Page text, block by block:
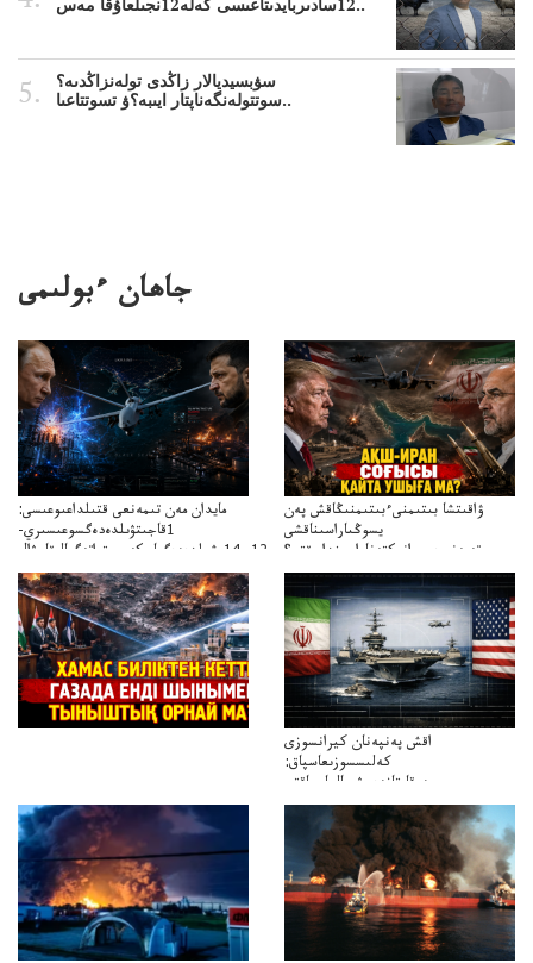
سۋبسيديالار زاڭدى تولەنزاڭدىە؟
سوتتولەنگەناپتار ايىبە؟ۋ تسوتتاعىا..
جاھان ءبولىمى
مايدان مەن تىمەنعى قتىلداعىوعىسى:
1قاجىتۋىلدەدەگسوعىسىري-
سترات12ي14ىشىلدەدەگىاسكەريستراتەگيالىقاحۋال
ۋاقىتشا بىتىمنىءبىتىمنىڭاقش پەن
يسوڭىاراسىناقشى
تەپەنىرەسيرانىكتەناراسىنداعىقتى؟
تەكەتىرەسنەلىكتەنقايتاۋشىقتى؟
اقش پەنپەنان كيرانسوزى
كەلىسسوزىعاسپاق:
دوقايتازدەسۋىجالعاسپاقتى
باسەڭدەتدوحا؟
كەزدەسۋىشيەلەنىستىباسەڭدەتەمە؟